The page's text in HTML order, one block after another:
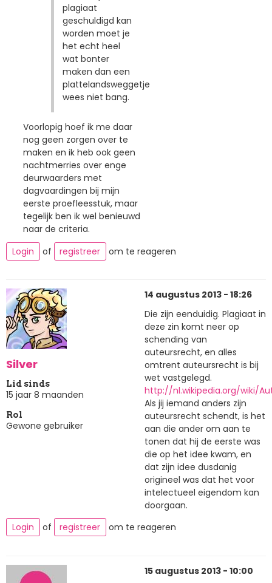
plagiaat
geschuldigd kan
worden moet je
het echt heel
wat bonter
maken dan een
plattelandsweggetje
wees niet bang.
Voorlopig hoef ik me daar
nog geen zorgen over te
maken en ik heb ook geen
nachtmerries over enge
deurwaarders met
dagvaardingen bij mijn
eerste proefleesstuk, maar
tegelijk ben ik wel benieuwd
naar de criteria.
Login
of registreer om te reageren
Silver
Lid sinds
15 jaar 8 maanden
Rol
Gewone gebruiker
14 augustus 2013 - 18:26
Die zijn eenduidig. Plagiaat in
deze zin komt neer op
schending van
auteursrecht, en alles
omtrent auteursrecht is bij
wet vastgelegd.
http://nl.wikipedia.org/wiki/
Als jij iemand anders zijn
auteursrecht schendt, is het
aan die ander om aan te
tonen dat hij de eerste was
die op het idee kwam, en
dat zijn idee dusdanig
origineel was dat het voor
intelectueel eigendom kan
doorgaan.
Login
of registreer om te reageren
15 augustus 2013 - 10:00